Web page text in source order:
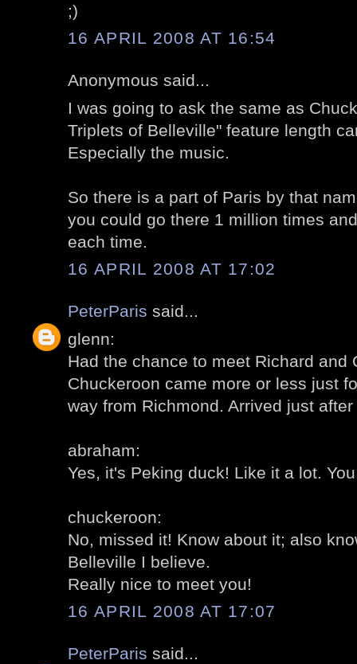
;)
16 APRIL 2008 AT 16:54
Anonymous said...
I was going to ask the same as
Triplets of Belleville" feature length
Especially the music.
So there is a part of Paris by that
you could go there 1 million times
each time.
16 APRIL 2008 AT 17:02
PeterParis said...
glenn:
Had the chance to meet Richard and
Chuckeroon came more or less just
way from Richmond. Arrived just
abraham:
Yes, it's Peking duck! Like it a lot.
chuckeroon:
No, missed it! Know about it; also
Belleville I believe.
Really nice to meet you!
16 APRIL 2008 AT 17:07
PeterParis said...